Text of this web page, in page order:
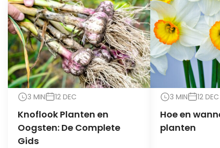
3 MIN 12 DEC
Knoflook Planten en
Oogsten: De Complete
Gids
3 MIN 12 DEC
Hoe en
planten